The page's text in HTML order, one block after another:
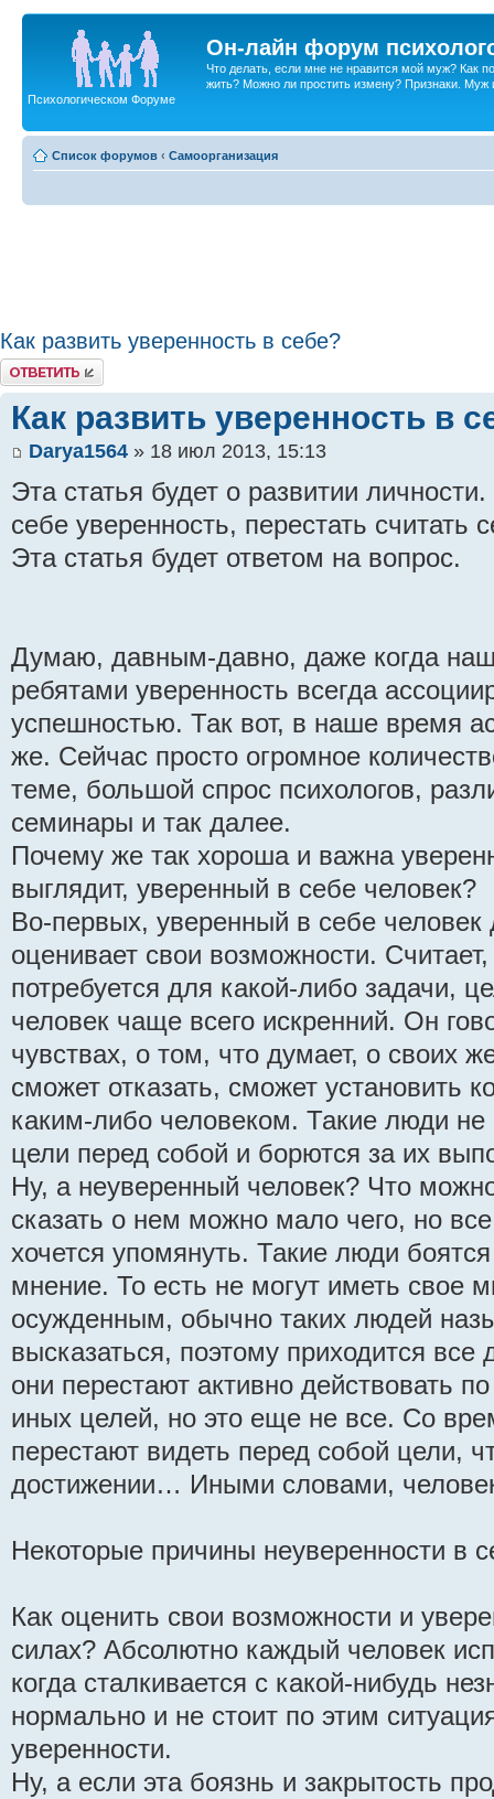
Он-лайн форум
Что делать, если мне не нравится мой муж? Как
жить? Можно ли простить измену? Признаки. Муж
Психологическом Форуме
Список форумов ‹ Самоорганизация
Как развить уверенность в себе?
Ответить
Как развить уверенность в
Darya1564 » 18 июл 2013, 15:13
Эта статья будет о развитии
себе уверенность, перестать считать
Эта статья будет ответом на вопрос.
Думаю, давным-давно, даже когда
ребятами уверенность всегда
успешностью. Так вот, в наше время
же. Сейчас просто огромное
теме, большой спрос психологов,
семинары и так далее.
Почему же так хороша и важна
выглядит, уверенный в себе человек?
Во-первых, уверенный в себе человек
оценивает свои возможности.
потребуется для какой-либо задачи,
человек чаще всего искренний. Он
чувствах, о том, что думает, о своих
сможет отказать, сможет установить
каким-либо человеком. Такие люди не
цели перед собой и борются за их
Ну, а неуверенный человек? Что
сказать о нем можно мало чего, но
хочется упомянуть. Такие люди
мнение. То есть не могут иметь свое
осужденным, обычно таких людей
высказаться, поэтому приходится все
они перестают активно действовать
иных целей, но это еще не все. Со
перестают видеть перед собой цели,
достижении… Иными словами,
Некоторые причины неуверенности в
Как оценить свои возможности и
силах? Абсолютно каждый человек
когда сталкивается с какой-нибудь
нормально и не стоит по этим
уверенности.
Ну, а если эта боязнь и закрытость